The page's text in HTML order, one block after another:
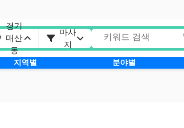
경기
매산
동
마사
지
지역별 분야별